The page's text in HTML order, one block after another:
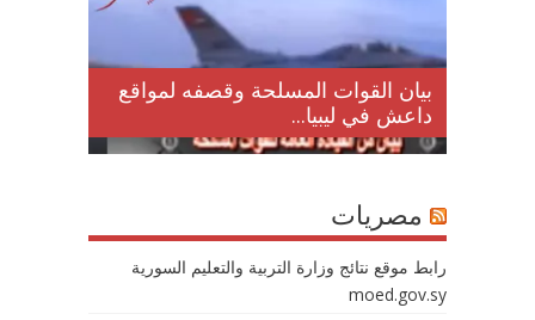
بيان القوات المسلحة وقصفه لمواقع
داعش في ليبيا...
مصريات
رابط موقع نتائج وزارة التربية والتعليم السورية
moed.gov.sy